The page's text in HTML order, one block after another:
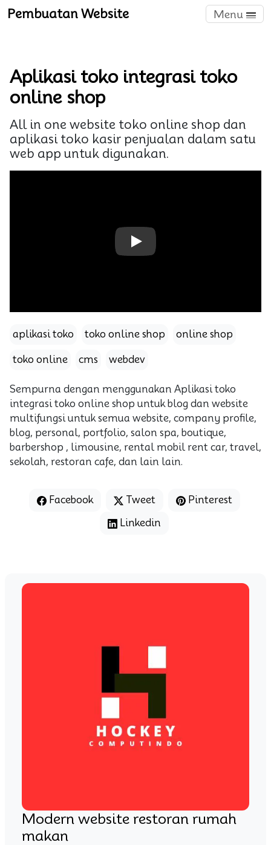
Pembuatan Website Menu
Aplikasi toko integrasi toko
online shop
All in one website toko online shop dan
aplikasi toko kasir penjualan dalam satu
web app untuk digunakan.
Play
aplikasi toko toko online shop online shop
toko online cms webdev
Sempurna dengan menggunakan Aplikasi toko
integrasi toko online shop untuk blog dan website
multifungsi untuk semua website, company profile,
blog, personal, portfolio, salon spa, boutique,
barbershop , limousine, rental mobil rent car, travel,
sekolah, restoran cafe, dan lain lain.
Facebook Tweet
Pinterest
Linkedin
Modern website restoran rumah
makan